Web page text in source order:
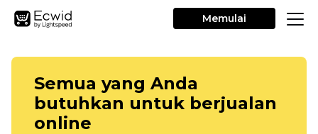
Memulai
Semua yang Anda
butuhkan untuk berjualan
online